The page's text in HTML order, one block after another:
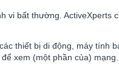
bất thường.
thiết bị di động, máy tính
xem (một phần của) mạng.